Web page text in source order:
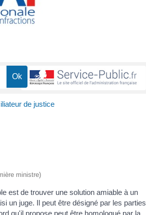
de justice
ministre)
est de trouver une solution amiable à un
un juge. Il peut être désigné par les parties